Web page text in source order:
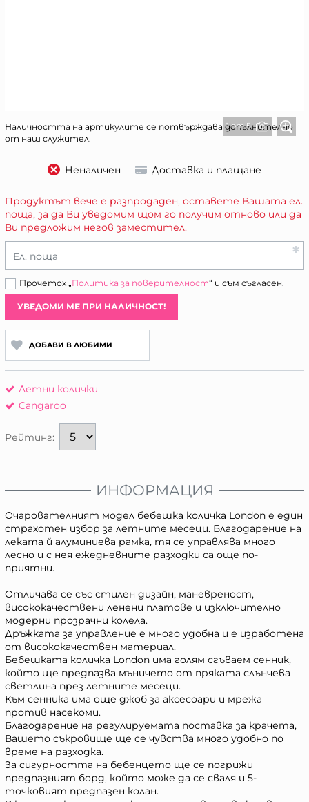
1 от 5
Наличността на артикулите се потвърждава допълнително
от наш служител.
Неналичен Доставка и плащане
Продуктът вече е разпродаден, оставете Вашата ел.
поща, за да Ви уведомим щом го получим отново или да
Ви предложим негов заместител.
Ел. поща
Прочетох „Политика за поверителност“ и съм съгласен.
УВЕДОМИ МЕ ПРИ НАЛИЧНОСТ!
ДОБАВИ В ЛЮБИМИ
Летни колички
Cangaroo
Рейтинг:
ИНФОРМАЦИЯ
Очарователният модел бебешка количка London е един
страхотен избор за летните месеци. Благодарение на
леката й алуминиева рамка, тя се управлява много
лесно и с нея ежедневните разходки са още по-
приятни.
Отличава се със стилен дизайн, маневреност,
висококачествени ленени платове и изключително
модерни прозрачни колела.
Дръжката за управление е много удобна и е изработена
от висококачествен материал.
Бебешката количка London има голям сгъваем сенник,
който ще предпазва мъничето от пряката слънчева
светлина през летните месеци.
Към сенника има още джоб за аксесоари и мрежа
против насекоми.
Благодарение на регулируемата поставка за крачета,
Вашето съкровище ще се чувства много удобно по
време на разходка.
За сигурността на бебенцето ще се погрижи
предпазният борд, който може да се сваля и 5-
точковият предпазен колан.